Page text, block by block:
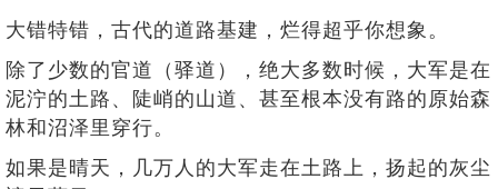
大错特错，古代的道路基建，烂得超乎你想象。
除了少数的官道（驿道），绝大多数时候，大军是在
泥泞的土路、陡峭的山道、甚至根本没有路的原始森
林和沼泽里穿行。
如果是晴天，几万人的大军走在土路上，扬起的灰尘